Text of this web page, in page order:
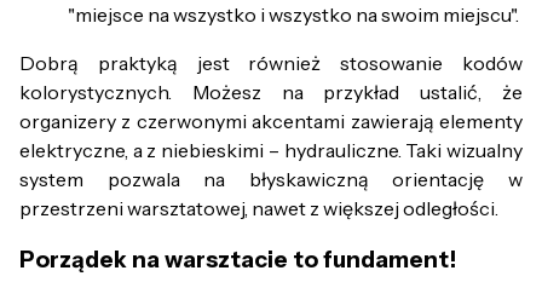
"miejsce na wszystko i wszystko na swoim miejscu".
Dobrą praktyką jest również stosowanie kodów
kolorystycznych. Możesz na przykład ustalić, że
organizery z czerwonymi akcentami zawierają elementy
elektryczne, a z niebieskimi – hydrauliczne. Taki wizualny
system pozwala na błyskawiczną orientację w
przestrzeni warsztatowej, nawet z większej odległości.
Porządek na warsztacie to fundament!